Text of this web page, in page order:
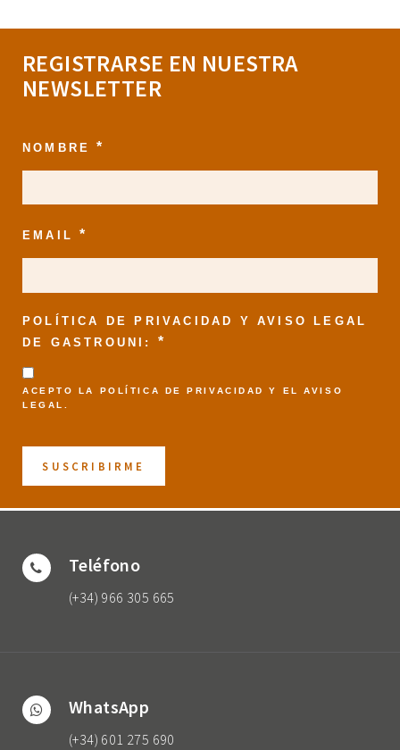
REGISTRARSE EN NUESTRA
NEWSLETTER
NOMBRE*
EMAIL*
POLÍTICA DE PRIVACIDAD Y AVISO LEGAL
DE GASTROUNI: *
ACEPTO LA POLÍTICA DE PRIVACIDAD Y ELAVISO
LEGAL
Teléfono
(+34) 966 305 665
WhatsApp
(+34) 601 275 690